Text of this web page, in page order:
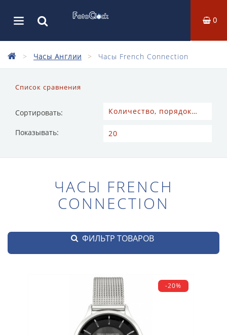
0
Часы Англии Часы French Connection
Список сравнения
Сортировать:
Показывать:
ЧАСЫ FRENCH
CONNECTION
ФИЛЬТР ТОВАРОВ
-20%